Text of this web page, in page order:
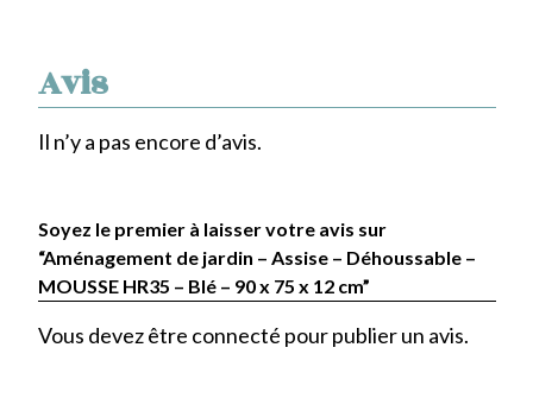
Avis
Il n’y a pas encore d’avis.
Soyez le premier à laisser votre avis sur
“Aménagement de jardin – Assise – Déhoussable –
MOUSSE HR35 – Blé – 90 x 75 x 12 cm”
Vous devez être connecté pour publier un avis.